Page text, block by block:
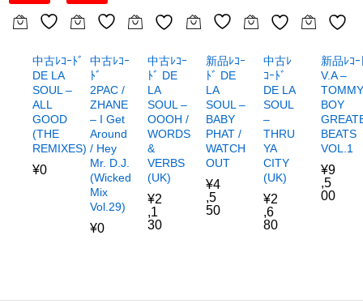
中古ﾚｺｰﾄﾞ
DE LA
SOUL –
ALL
GOOD
(THE
REMIXES)
¥0
中古ﾚｺｰ
ﾄﾞ
2PAC /
ZHANE
– I Get
Around
/ Hey
Mr. D.J.
(Wicked
Mix
Vol.29)
¥0
中古ﾚｺｰ
ﾄﾞ DE
LA
SOUL –
OOOH /
WORDS
&
VERBS
(UK)
¥2
,1
30
新品ﾚｺｰ
ﾄﾞ DE
LA
SOUL –
BABY
PHAT /
WATCH
OUT
¥4
,5
50
中古ﾚ
ｺｰﾄﾞ
DE LA
SOUL
–
THRU
YA
CITY
(UK)
¥2
,6
80
新品ﾚｺｰ
V.A –
BOY
BEATS
VOL.1
¥9
,5
00